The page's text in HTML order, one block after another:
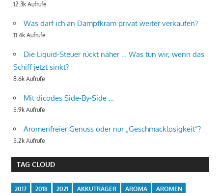
12.3k Aufrufe
Was darf ich an Dampfkram privat weiter verkaufen?
11.4k Aufrufe
Die Liquid-Steuer rückt näher … Was tun wir, wenn das
Schiff jetzt sinkt?
8.6k Aufrufe
Mit dicodes Side-By-Side …
5.9k Aufrufe
Aromenfreier Genuss oder nur „Geschmacklosigkeit“?
5.2k Aufrufe
TAG CLOUD
2017 2018 2021 AKKUTRÄGER AROMA
AROMEN